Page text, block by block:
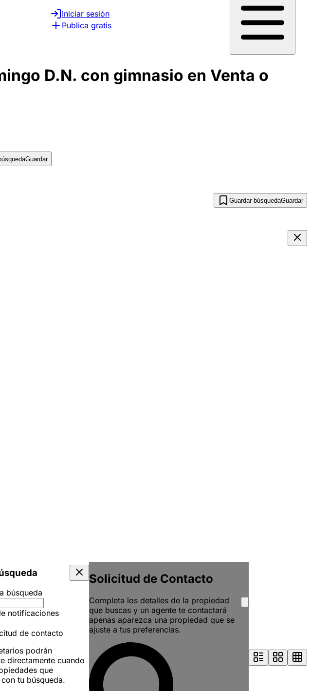
Iniciar sesión
Publica gratis
D.N. con gimnasio en Venta o
Guardar
Guardar búsquedaGuardar
búsqueda
notificaciones
de contacto
podrán
directamente cuando
que
tu búsqueda.
Solicitud de Contacto
Completa los detalles de la propiedad
que buscas y un agente te contactará
apenas aparezca una propiedad que se
ajuste a tus preferencias.